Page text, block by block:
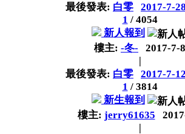
最後發表: 白零
2017-7-
1 / 4054
新人報到
樓主: -冬-
2017-7-8
|
最後發表: 白零
2017-7-
1 / 3814
新生報到
樓主: jerry61635
|